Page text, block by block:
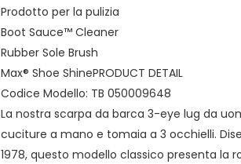
Prodotto per la pulizia
Boot Sauce™ Cleaner
Rubber Sole Brush
Max® Shoe ShinePRODUCT DETAIL
Codice Modello: TB 050009648
La nostra scarpa da barca 3-eye lug da
cuciture a mano e tomaia a 3 occhielli.
1978, questo modello classico presenta la